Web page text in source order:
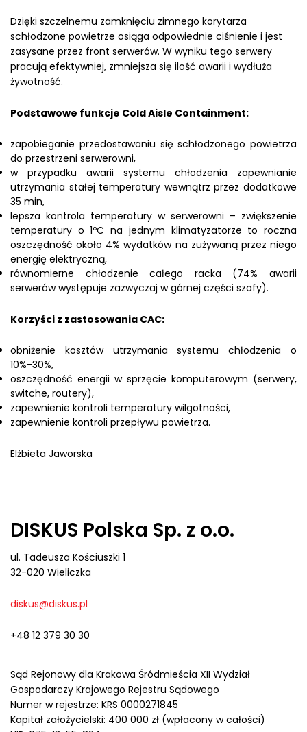
Dzięki szczelnemu zamknięciu zimnego korytarza
schłodzone powietrze osiąga odpowiednie ciśnienie i jest
zasysane przez front serwerów. W wyniku tego serwery
pracują efektywniej, zmniejsza się ilość awarii i wydłuża
żywotność.
Podstawowe funkcje Cold Aisle Containment:
zapobieganie przedostawaniu się schłodzonego powietrza
do przestrzeni serwerowni,
w przypadku awarii systemu chłodzenia zapewnianie
utrzymania stałej temperatury wewnątrz przez dodatkowe
35 min,
lepsza kontrola temperatury w serwerowni – zwiększenie
temperatury o 1ºC na jednym klimatyzatorze to roczna
oszczędność około 4% wydatków na zużywaną przez niego
energię elektryczną,
równomierne chłodzenie całego racka (74% awarii
serwerów występuje zazwyczaj w górnej części szafy).
Korzyści z zastosowania CAC:
obniżenie kosztów utrzymania systemu chłodzenia o
10%-30%,
oszczędność energii w sprzęcie komputerowym (serwery,
switche, routery),
zapewnienie kontroli temperatury wilgotności,
zapewnienie kontroli przepływu powietrza.
Elżbieta Jaworska
DISKUS Polska Sp. z o.o.
ul. Tadeusza Kościuszki 1
32-020 Wieliczka
diskus@diskus.pl
+48 12 379 30 30
Sąd Rejonowy dla Krakowa Śródmieścia XII Wydział
Gospodarczy Krajowego Rejestru Sądowego
Numer w rejestrze: KRS 0000271845
Kapitał założycielski: 400 000 zł (wpłacony w całości)